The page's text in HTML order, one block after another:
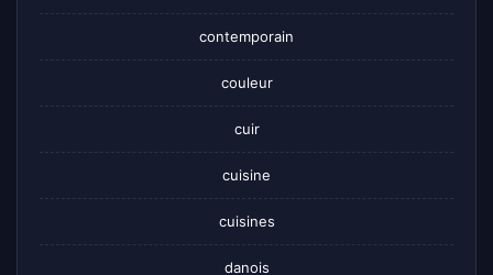
contemporain
couleur
cuir
cuisine
cuisines
danois